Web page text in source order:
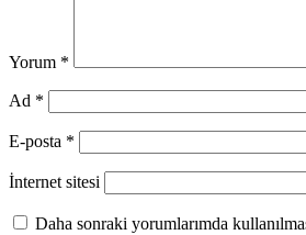
Yorum *
Ad *
E-posta *
İnternet sitesi
Daha sonraki yorumlarımda